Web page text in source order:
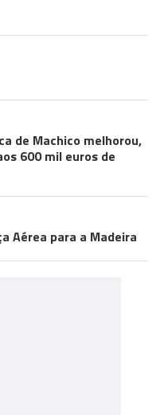
de Machico melhorou,
600 mil euros de
Aérea para a Madeira